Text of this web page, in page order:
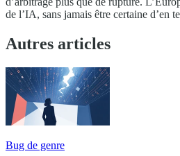
de l’IA, sans jamais être certaine d’en
Autres articles
Bug de genre